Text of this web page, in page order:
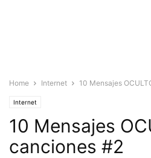
Home Internet 10 Mensajes
Internet
10 Mensajes
canciones #2